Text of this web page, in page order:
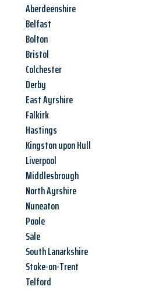
Aberdeenshire
Belfast
Bolton
Bristol
Colchester
Derby
East Ayrshire
Falkirk
Hastings
Kingston upon Hull
Liverpool
Middlesbrough
North Ayrshire
Nuneaton
Poole
Sale
South Lanarkshire
Stoke-on-Trent
Telford